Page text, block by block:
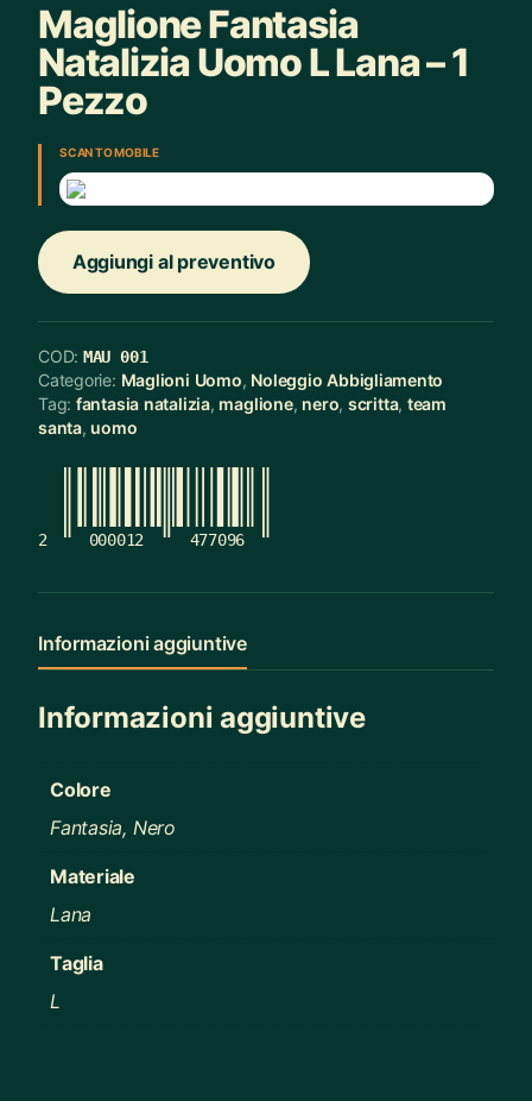
Maglione Fantasia
Natalizia Uomo L Lana – 1
Pezzo
SCAN TO MOBILE
Aggiungi al preventivo
COD: MAU 001
Categorie: Maglioni Uomo, Noleggio Abbigliamento
Tag: fantasia natalizia, maglione, nero, scritta, team
santa, uomo
2 000012 477096
Informazioni aggiuntive
Informazioni aggiuntive
Colore
Fantasia, Nero
Materiale
Lana
Taglia
L